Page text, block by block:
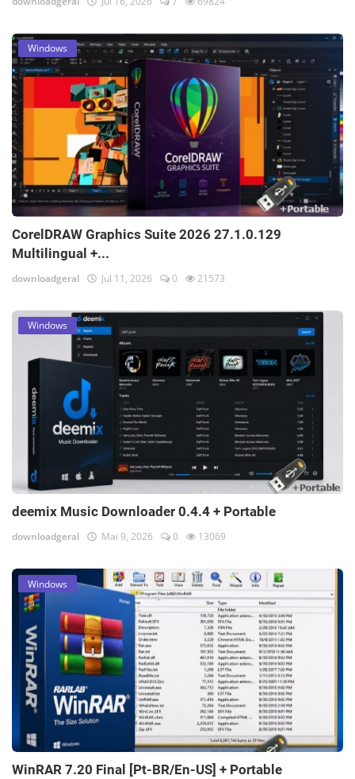
Windows
CorelDRAW Graphics Suite 2026 27.1.0.129
Multilingual +...
downloadgeral Jul 11, 2026 0 21573
Windows
deemix Music Downloader 0.4.4 + Portable
downloadgeral Mai 9, 2026 0 13069
Windows
WinRAR 7.20 Final [Pt-BR/En-US] + Portable